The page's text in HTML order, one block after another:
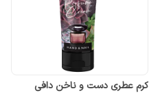
کرم عطری دست و ناخن دافی